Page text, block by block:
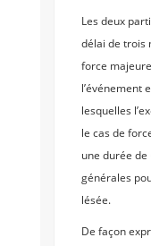
Les deux
délai de trois
force
l’événement
lesquelles
le cas de
une durée
générales
lésée.
De façon